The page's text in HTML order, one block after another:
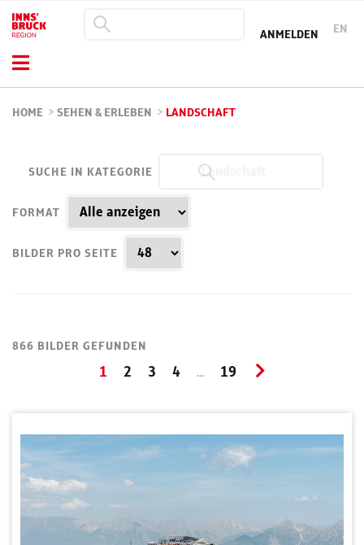
ANMELDEN EN
HOME > SEHEN & ERLEBEN > LANDSCHAFT
SUCHE IN KATEGORIE
FORMAT
BILDER PRO SEITE
866 BILDER GEFUNDEN
1 2 3 4 ... 19